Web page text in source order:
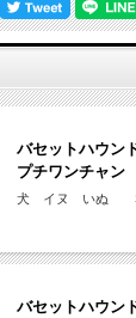
、東海エリアの
イズとなっており
と、電子マネーカ
。
リーズ（全89種）
で多くの皆様にご
人気です。
バセットハウン
プチワンチャン
犬 イヌ いぬ
バセットハウン